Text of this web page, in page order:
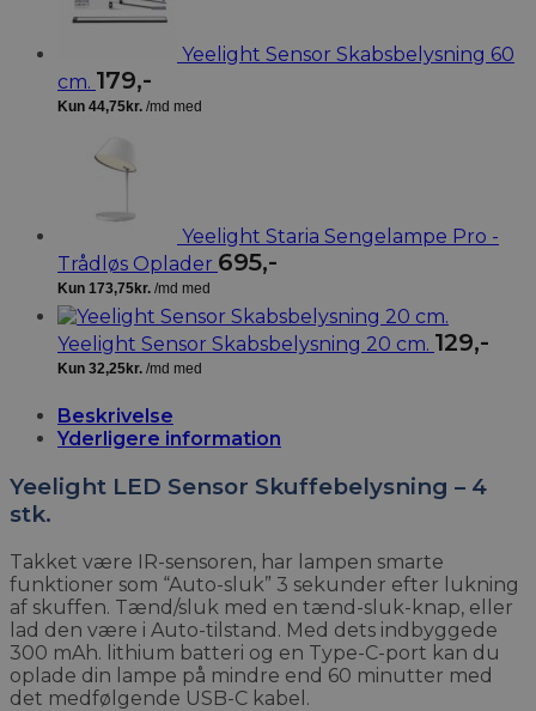
Yeelight Sensor Skabsbelysning 60
cm. 179,-
Yeelight Staria Sengelampe Pro -
Trådløs Oplader 695,-
Yeelight Sensor Skabsbelysning 20 cm. 129,-
Beskrivelse
Yderligere information
Yeelight LED Sensor Skuffebelysning – 4
stk.
Takket være IR-sensoren, har lampen smarte
funktioner som “Auto-sluk” 3 sekunder efter lukning
af skuffen. Tænd/sluk med en tænd-sluk-knap, eller
lad den være i Auto-tilstand. Med dets indbyggede
300 mAh. lithium batteri og en Type-C-port kan du
oplade din lampe på mindre end 60 minutter med
det medfølgende USB-C kabel.